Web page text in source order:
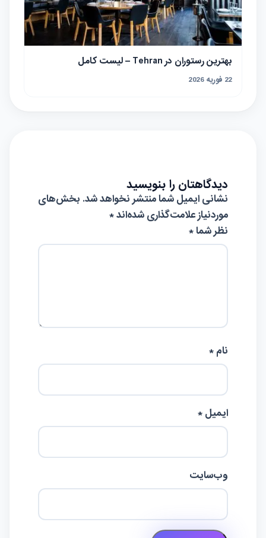
بهترین رستوران در Tehran – لیست کامل
22 فوریه 2026
دیدگاهتان را بنویسید
نشانی ایمیل شما منتشر نخواهد شد. بخش‌های
موردنیاز علامت‌گذاری شده‌اند*
نظر شما *
نام *
ایمیل *
وب‌سایت